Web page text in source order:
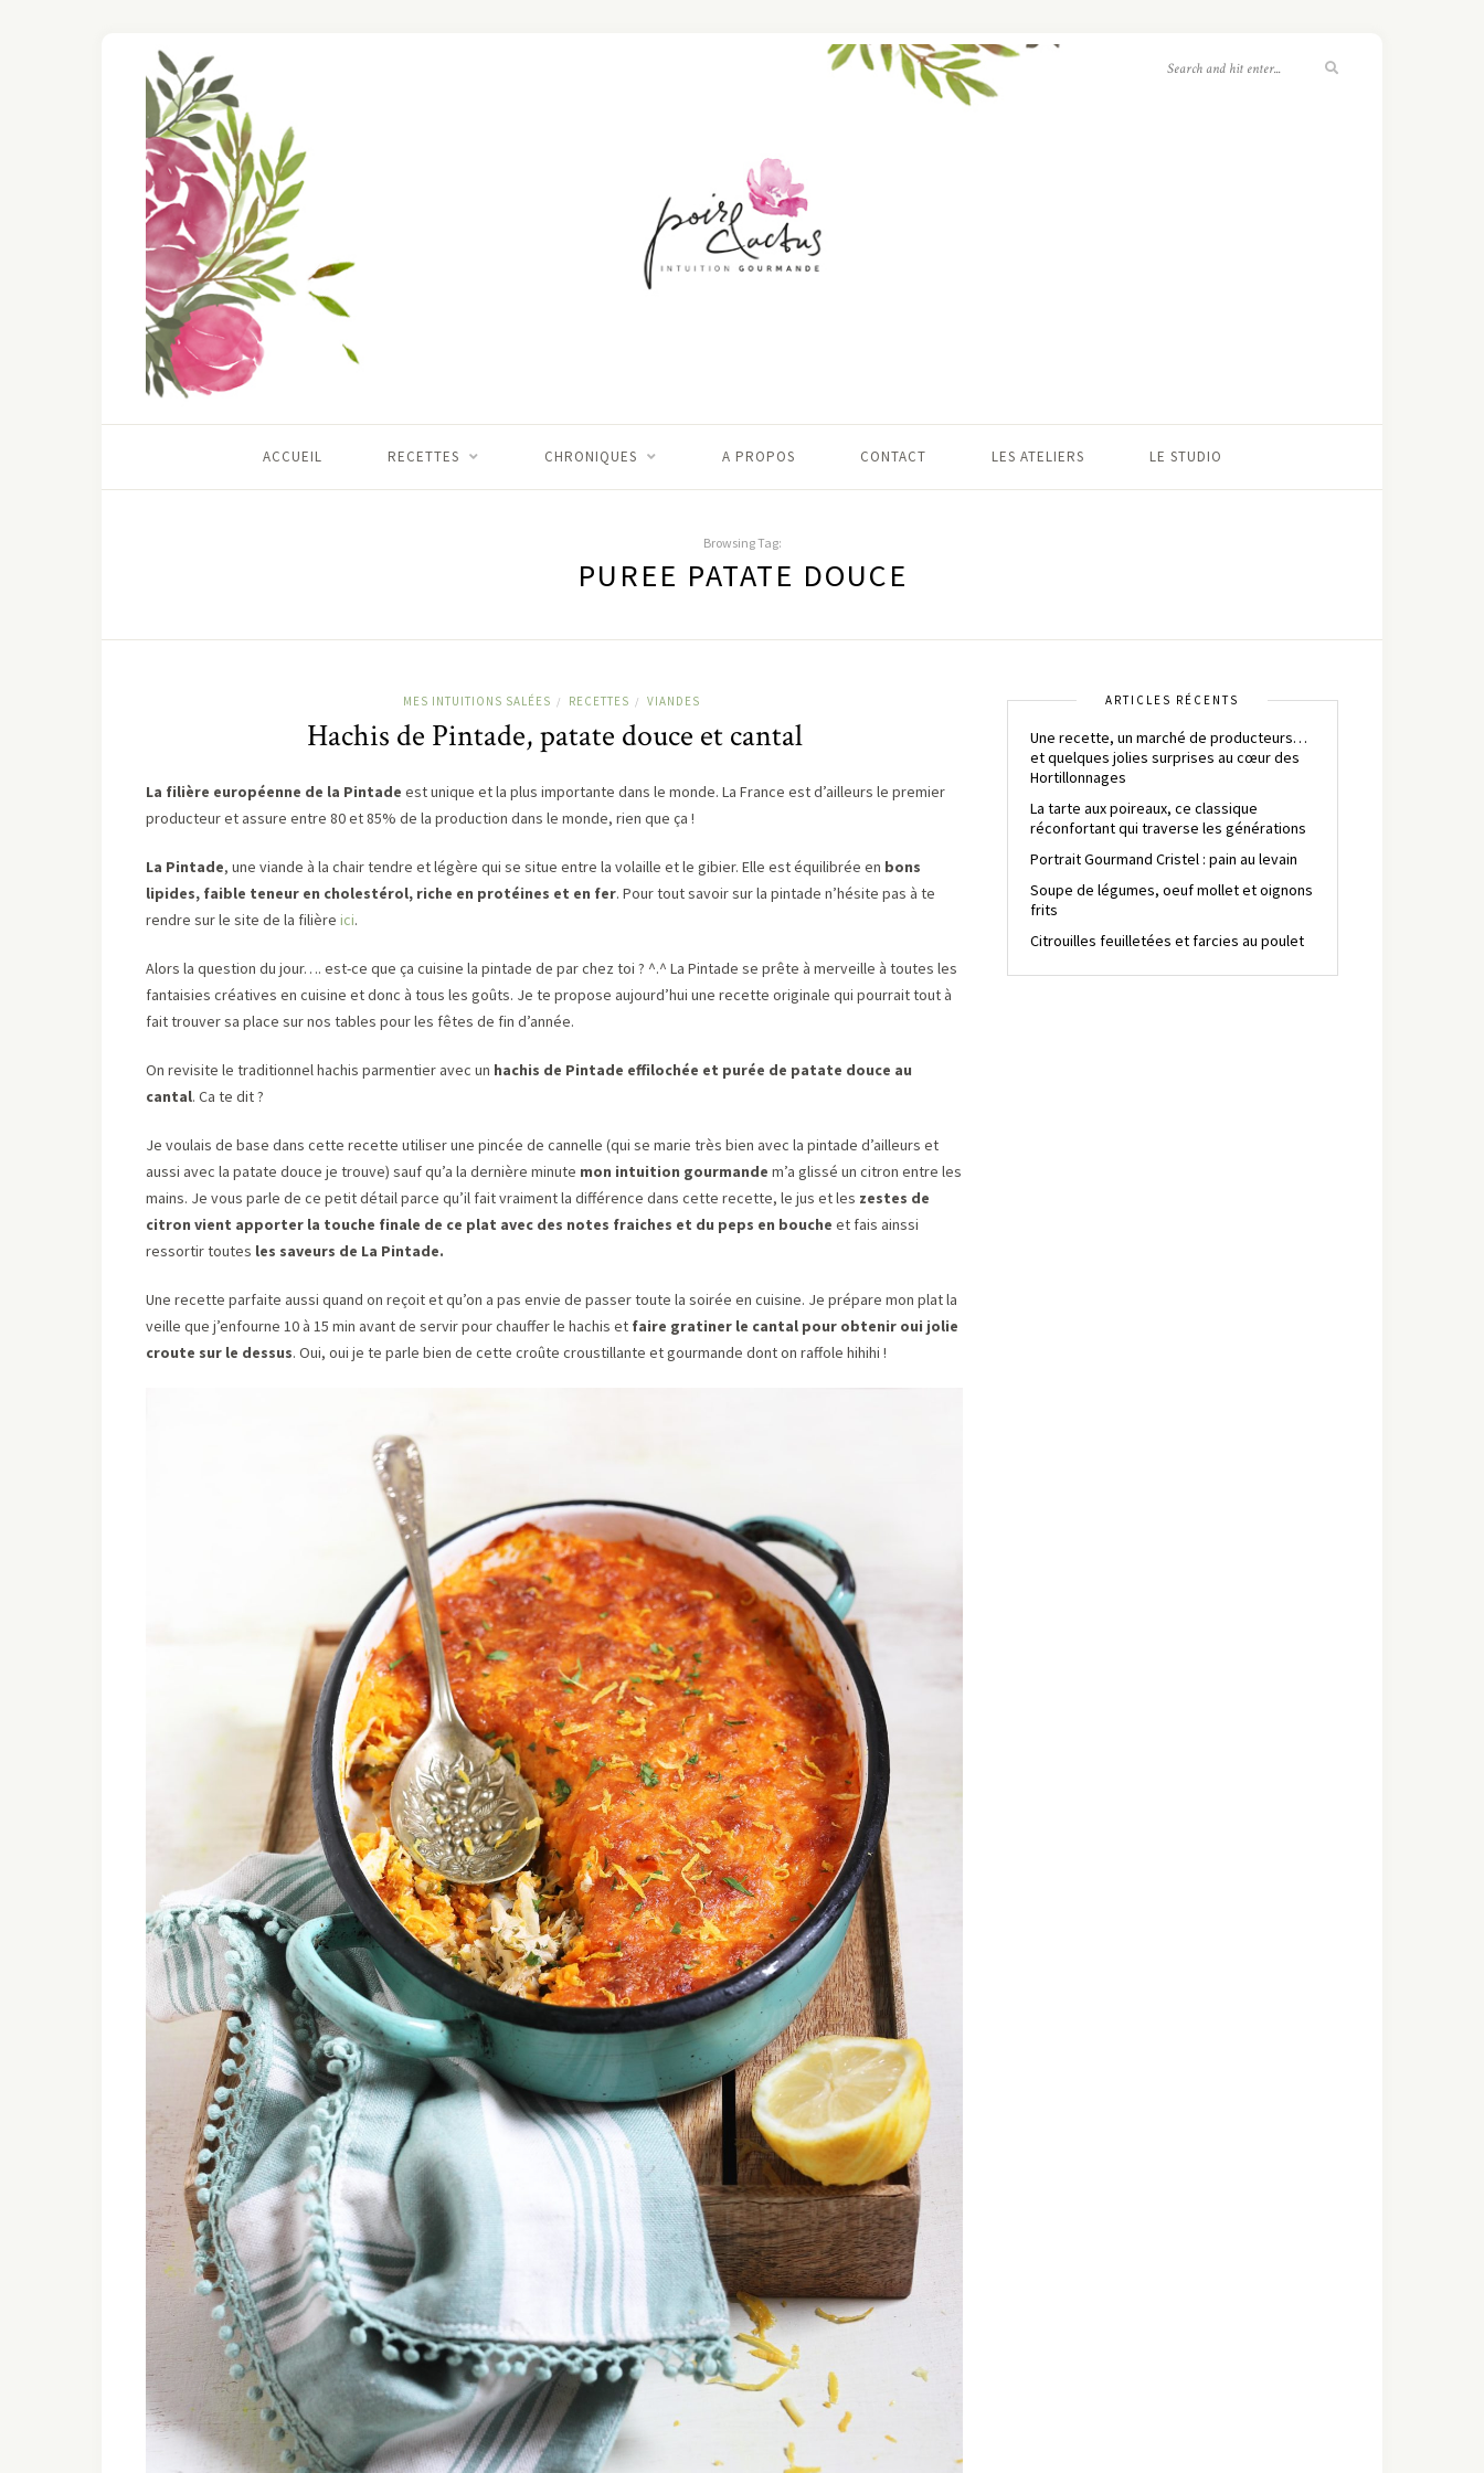
ACCUEIL RECETTES CHRONIQUES A PROPOS CONTACT LES ATELIERS LE STUDIO
Browsing Tag:
PUREE PATATE DOUCE
MES INTUITIONS SALÉES / RECETTES / VIANDES
Hachis de Pintade, patate douce et cantal
La filière européenne de la Pintade est unique et la plus importante dans le monde. La France est d’ailleurs le premier
producteur et assure entre 80 et 85% de la production dans le monde, rien que ça !
La Pintade, une viande à la chair tendre et légère qui se situe entre la volaille et le gibier. Elle est équilibrée en bons
lipides, faible teneur en cholestérol, riche en protéines et en fer. Pour tout savoir sur la pintade n’hésite pas à te
rendre sur le site de la filière ici.
Alors la question du jour…. est-ce que ça cuisine la pintade de par chez toi ? ^.^ La Pintade se prête à merveille à toutes les
fantaisies créatives en cuisine et donc à tous les goûts. Je te propose aujourd’hui une recette originale qui pourrait tout à
fait trouver sa place sur nos tables pour les fêtes de fin d’année.
On revisite le traditionnel hachis parmentier avec un hachis de Pintade effilochée et purée de patate douce au
cantal. Ca te dit ?
Je voulais de base dans cette recette utiliser une pincée de cannelle (qui se marie très bien avec la pintade d’ailleurs et
aussi avec la patate douce je trouve) sauf qu’a la dernière minute mon intuition gourmande m’a glissé un citron entre les
mains. Je vous parle de ce petit détail parce qu’il fait vraiment la différence dans cette recette, le jus et les zestes de
citron vient apporter la touche finale de ce plat avec des notes fraiches et du peps en bouche et fais ainssi
ressortir toutes les saveurs de La Pintade.
Une recette parfaite aussi quand on reçoit et qu’on a pas envie de passer toute la soirée en cuisine. Je prépare mon plat la
veille que j’enfourne 10 à 15 min avant de servir pour chauffer le hachis et faire gratiner le cantal pour obtenir oui jolie
croute sur le dessus. Oui, oui je te parle bien de cette croûte croustillante et gourmande dont on raffole hihihi !
ARTICLES RÉCENTS
Une recette, un marché de producteurs…
et quelques jolies surprises au cœur des
Hortillonnages
La tarte aux poireaux, ce classique
réconfortant qui traverse les générations
Portrait Gourmand Cristel : pain au levain
Soupe de légumes, oeuf mollet et oignons
frits
Citrouilles feuilletées et farcies au poulet